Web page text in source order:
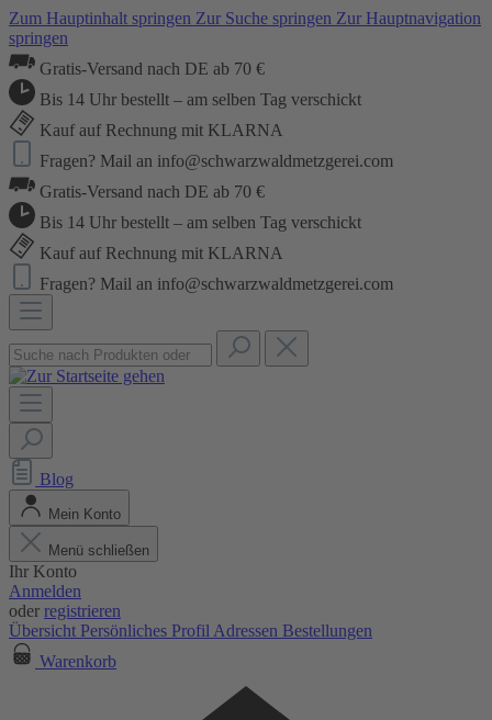
Zum Hauptinhalt springen Zur Suche springen Zur Hauptnavigation
springen
Gratis-Versand nach DE ab 70 €
Bis 14 Uhr bestellt – am selben Tag verschickt
Kauf auf Rechnung mit KLARNA
Fragen? Mail an info@schwarzwaldmetzgerei.com
Gratis-Versand nach DE ab 70 €
Bis 14 Uhr bestellt – am selben Tag verschickt
Kauf auf Rechnung mit KLARNA
Fragen? Mail an info@schwarzwaldmetzgerei.com
Blog
Mein Konto
Menü schließen
Ihr Konto
Anmelden
oder registrieren
Übersicht Persönliches Profil Adressen Bestellungen
Warenkorb